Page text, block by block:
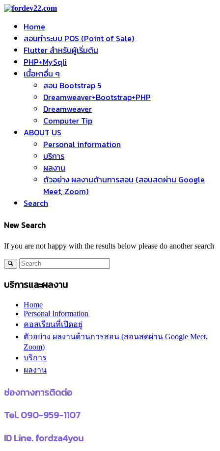
Home
สอนทำระบบ POS (Point of Sale)
Flutter สำหรับผู้เริ่มต้น
PHP+MySqli
เนื้อหาอื่น ๆ
สอน Bootstrap 5
Dreamweaver+Bootstrap+PHP
Dreamweaver
Computer Tip
ABOUT US
Personal information
บริการ
ผลงาน
ตัวอย่าง ผลงานด้านการสอน (สอนสดผ่าน Google
Meet, Zoom)
Search
New Search
If you are not happy with the results below please do another search
บริการและผลงาน
Home
Personal Information
คอสเรียนที่เปิดอยู่
ตัวอย่าง ผลงานด้านการสอน (สอนสดผ่าน Google Meet,
Zoom)
บริการ
ผลงาน
ช่องทางการติดต่อ
Tel. 090-959-1107
ID Line. fordza4you